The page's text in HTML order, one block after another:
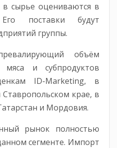
в сырье оцениваются в
поставки будут
группы.
объём
и субпродуктов
ID-Marketing, в
Ставропольском крае, в
и Мордовия.
рынок полностью
сегменте. Импорт